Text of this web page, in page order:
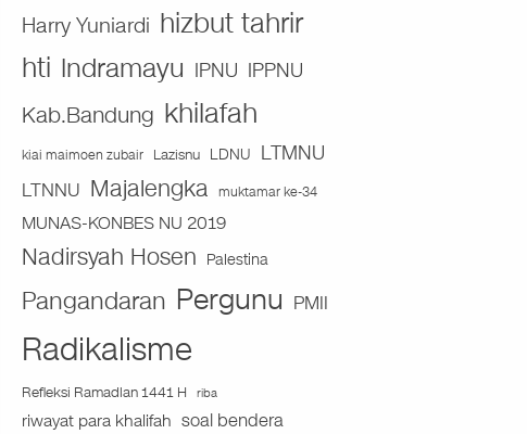
Harry Yuniardi hizbut tahrir
hti Indramayu IPNU IPPNU
Kab.Bandung khilafah
kiai maimoen zubair Lazisnu LDNU LTMNU
LTNNU Majalengka muktamar ke-34
MUNAS-KONBES NU 2019
Nadirsyah Hosen Palestina
Pangandaran Pergunu PMII
Radikalisme
Refleksi Ramadlan 1441 H riba
riwayat para khalifah soal bendera